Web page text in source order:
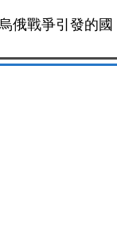
俄戰爭引發的國